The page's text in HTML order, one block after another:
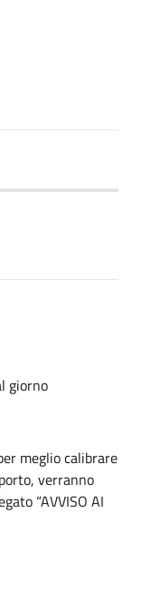
giorno
meglio calibrare
verranno
“AVVISO AI